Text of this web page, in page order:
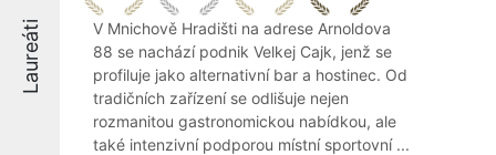
Laureáti
V Mnichově Hradišti na adrese Arnoldova
88 se nachází podnik Velkej Cajk, jenž se
profiluje jako alternativní bar a hostinec. Od
tradičních zařízení se odlišuje nejen
rozmanitou gastronomickou nabídkou, ale
také intenzivní podporou místní sportovní ...